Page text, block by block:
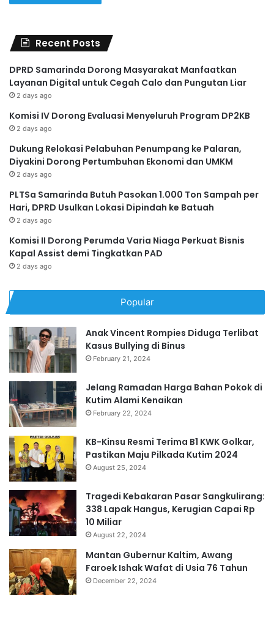
Recent Posts
DPRD Samarinda Dorong Masyarakat Manfaatkan
Layanan Digital untuk Cegah Calo dan Pungutan Liar
2 days ago
Komisi IV Dorong Evaluasi Menyeluruh Program DP2KB
2 days ago
Dukung Relokasi Pelabuhan Penumpang ke Palaran,
Diyakini Dorong Pertumbuhan Ekonomi dan UMKM
2 days ago
PLTSa Samarinda Butuh Pasokan 1.000 Ton Sampah per
Hari, DPRD Usulkan Lokasi Dipindah ke Batuah
2 days ago
Komisi II Dorong Perumda Varia Niaga Perkuat Bisnis
Kapal Assist demi Tingkatkan PAD
2 days ago
Popular
Anak Vincent Rompies Diduga Terlibat
Kasus Bullying di Binus
February 21, 2024
Jelang Ramadan Harga Bahan Pokok di
Kutim Alami Kenaikan
February 22, 2024
KB-Kinsu Resmi Terima B1 KWK Golkar,
Pastikan Maju Pilkada Kutim 2024
August 25, 2024
Tragedi Kebakaran Pasar Sangkulirang:
338 Lapak Hangus, Kerugian Capai Rp
10 Miliar
August 22, 2024
Mantan Gubernur Kaltim, Awang
Faroek Ishak Wafat di Usia 76 Tahun
December 22, 2024